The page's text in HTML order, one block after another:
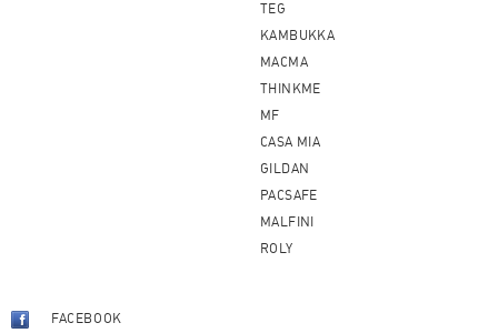
TEG
KAMBUKKA
MACMA
THINKME
MF
CASA MIA
GILDAN
PACSAFE
MALFINI
ROLY
FACEBOOK